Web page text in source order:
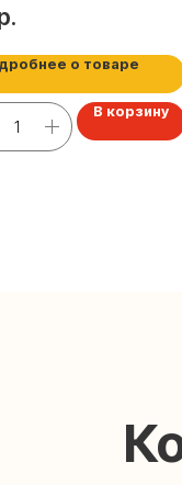
о товаре
В корзину